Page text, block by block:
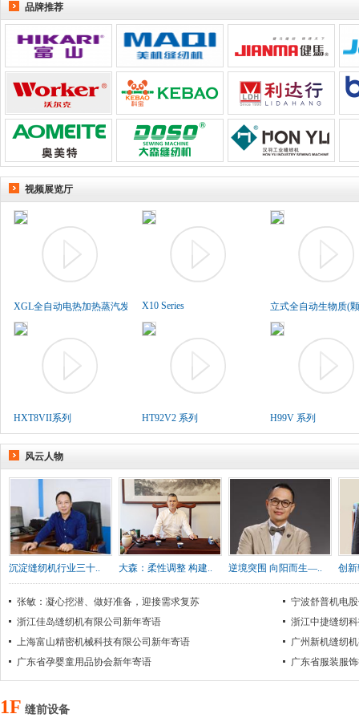
品牌推荐
视频展览厅
XGL全自动电热加热蒸汽发生..X10 Series 立式全自动生物质(
HXT8VII系列 HT92V2 系列 H99V 系列
风云人物
沉淀缝纫机行业三十.. 大森：柔性调整 构建.. 逆境突围 向阳而生—.. 创
张敏：凝心挖潜、做好准备，迎接需求复苏
宁波舒普机电
浙江佳岛缝纫机有限公司新年寄语
浙江中捷缝纫
上海富山精密机械科技有限公司新年寄语
广州新机缝纫
广东省孕婴童用品协会新年寄语
广东省服装服
1F 缝前设备